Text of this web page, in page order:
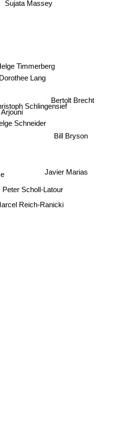
Timmerberg
Dorothee Lang
Schlingensief
Schneider
Sujata Massey
Peter Scholl-Latour
Reich-Ranicki
Javier Marias
Bertolt Brecht